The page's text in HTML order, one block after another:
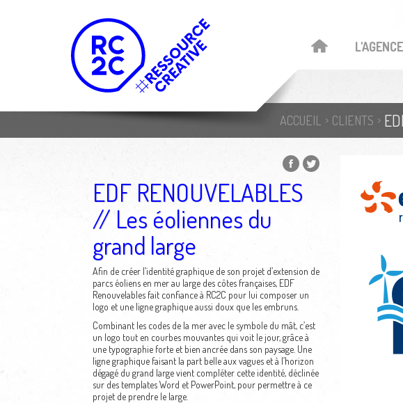
L'AGENCE
ACCUEIL CLIENTS
EDF RENOUVELABLES
// Les éoliennes du
grand large
Afin de créer l’identité graphique de son projet d’extension de
parcs éoliens en mer au large des côtes françaises, EDF
Renouvelables fait confiance à RC2C pour lui composer un
logo et une ligne graphique aussi doux que les embruns.
Combinant les codes de la mer avec le symbole du mât, c’est
un logo tout en courbes mouvantes qui voit le jour, grâce à
une typographie forte et bien ancrée dans son paysage. Une
ligne graphique faisant la part belle aux vagues et à l’horizon
dégagé du grand large vient compléter cette identité, déclinée
sur des templates Word et PowerPoint, pour permettre à ce
projet de prendre le large.